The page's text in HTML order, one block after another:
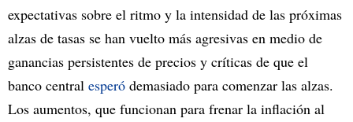
expectativas sobre el ritmo y la intensidad de las próximas
alzas de tasas se han vuelto más agresivas en medio de
ganancias persistentes de precios y críticas de que el
banco central esperó demasiado para comenzar las alzas.
Los aumentos, que funcionan para frenar la inflación al